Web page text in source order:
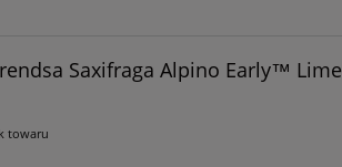
Saxifraga Alpino Early™ Lime
towaru